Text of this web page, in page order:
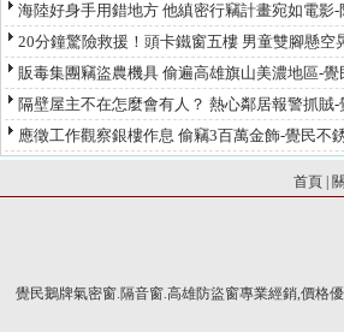
海陸好身手用錯地方 他縝密行竊計畫宛如電影
20分鐘驚險救援！頭卡鐵窗五樓 男童雙腳懸空
販毒集團竊盜農機具 偷遍高雄旗山美濃地區-
隔壁屋主不在怎麼會有人？ 熱心鄰居報警抓賊
應徵工作觀察銀樓作息 偷竊3百萬金飾-覺民不
首頁
覺民鵝牌氣密窗.隔音窗.高雄防盜窗專業經銷,價格